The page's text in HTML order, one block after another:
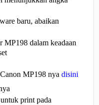
baru, abaikan
MP198 dalam keadaan
MP198 nya disini
print pada